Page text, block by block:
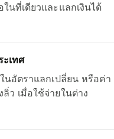
นที่เดียวและแลกเงินได้
เทศ
นอัตราแลกเปลี่ยน หรือค่า
ว เมื่อใช้จ่ายในต่าง